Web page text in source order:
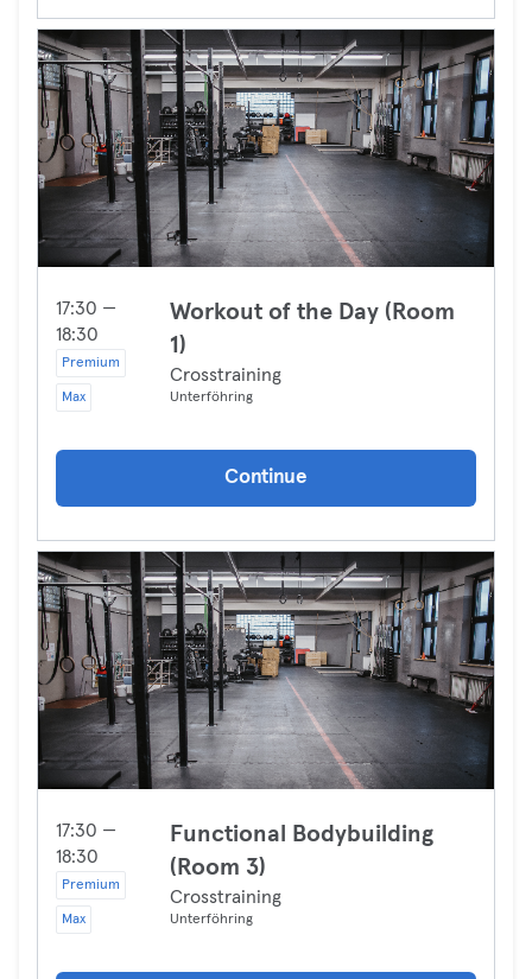
17:30 —
18:30
Premium
Max
Workout of the Day (Room
1)
Crosstraining
Unterföhring
Continue
17:30 —
18:30
Premium
Max
Functional Bodybuilding
(Room 3)
Crosstraining
Unterföhring